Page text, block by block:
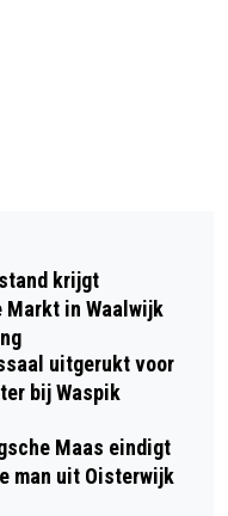
TEGEN
krijgt
Markt in Waalwijk
uitgerukt voor
bij Waspik
Maas eindigt
man uit Oisterwijk